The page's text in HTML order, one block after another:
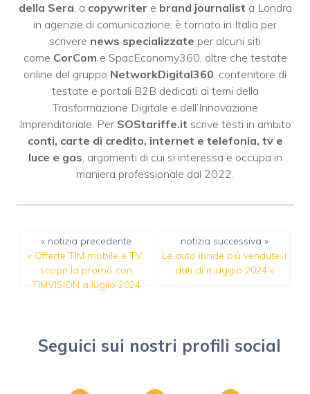
della Sera, a copywriter e brand journalist a Londra
in agenzie di comunicazione; è tornato in Italia per
scrivere news specializzate per alcuni siti
come CorCom e SpacEconomy360, oltre che testate
online del gruppo NetworkDigital360, contenitore di
testate e portali B2B dedicati ai temi della
Trasformazione Digitale e dell’Innovazione
Imprenditoriale. Per SOStariffe.it scrive testi in ambito
conti, carte di credito, internet e telefonia, tv e
luce e gas, argomenti di cui si interessa e occupa in
maniera professionale dal 2022.
« notizia precedente
« Offerte TIM mobile e TV:
scopri la promo con
TIMVISION a luglio 2024
notizia successiva »
Le auto ibride più vendute: i
dati di maggio 2024»
Seguici sui nostri profili social